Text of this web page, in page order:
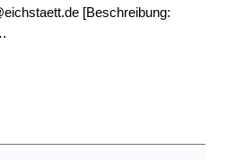
[Beschreibung: